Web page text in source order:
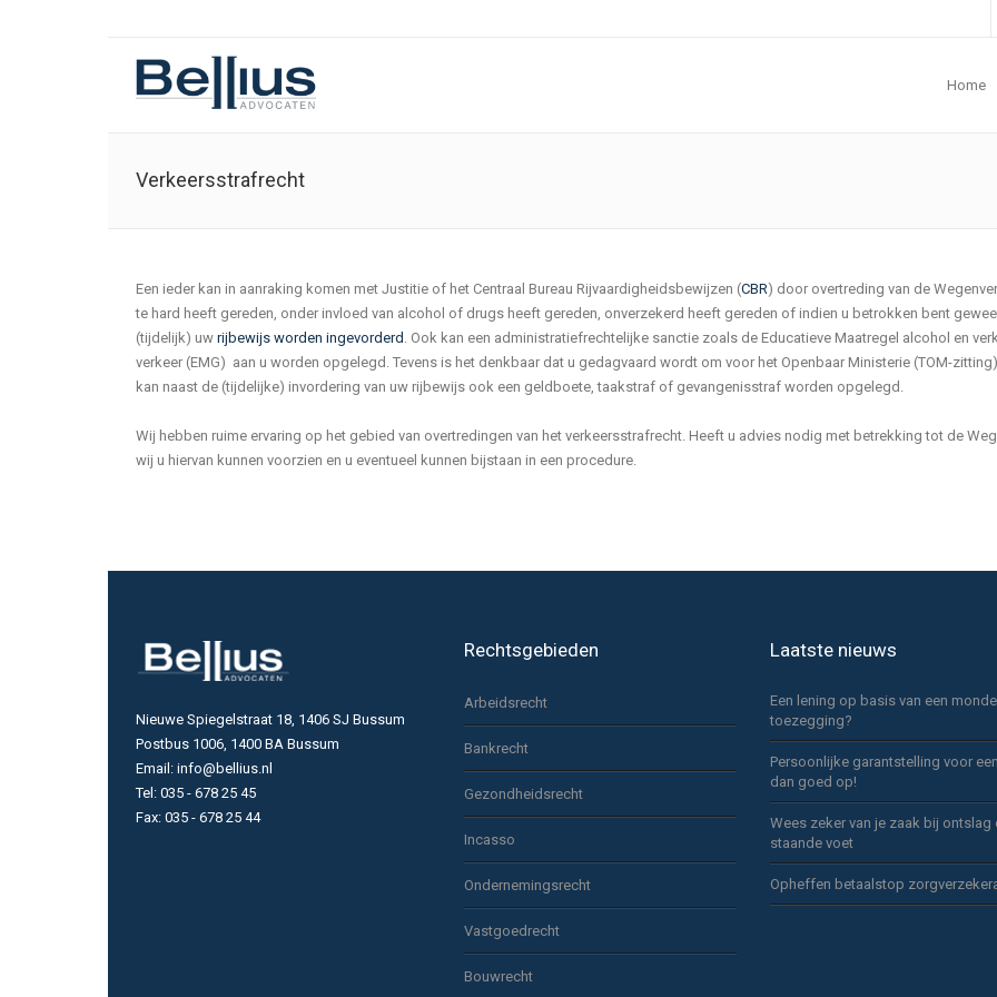
Home
Verkeersstrafrecht
Een ieder kan in aanraking komen met Justitie of het Centraal Bureau Rijvaardigheidsbewijzen (CBR) door overtreding van de
te hard heeft gereden, onder invloed van alcohol of drugs heeft gereden, onverzekerd heeft gereden of indien u betrokken bent
(tijdelijk) uw rijbewijs worden ingevorderd . Ook kan een administratiefrechtelijke sanctie zoals de Educatieve Maatregel alcohol en
verkeer (EMG) aan u worden opgelegd. Tevens is het denkbaar dat u gedagvaard wordt om voor het Openbaar Ministerie (TOM-
kan naast de (tijdelijke) invordering van uw rijbewijs ook een geldboete, taakstraf of gevangenisstraf worden opgelegd.
Wij hebben ruime ervaring op het gebied van overtredingen van het verkeersstrafrecht. Heeft u advies nodig met betrekking tot de
wij u hiervan kunnen voorzien en u eventueel kunnen bijstaan in een procedure.
Nieuwe Spiegelstraat 18, 1406 SJ Bussum
Postbus 1006, 1400 BA Bussum
Email: info@bellius.nl
Tel: 035 - 678 25 45
Fax: 035 - 678 25 44
Rechtsgebieden
Arbeidsrecht
Bankrecht
Gezondheidsrecht
Incasso
Ondernemingsrecht
Vastgoedrecht
Bouwrecht
Laatste nieuws
Een lening op basis van een
toezegging?
Persoonlijke garantstelling voor
dan goed op!
Wees zeker van je zaak bij ontslag
staande voet
Opheffen betaalstop